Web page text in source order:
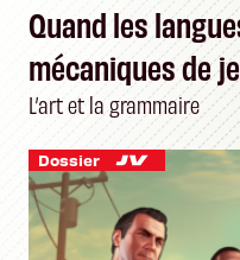
Quand les
mécaniques de
L’art et la grammaire
Dossier